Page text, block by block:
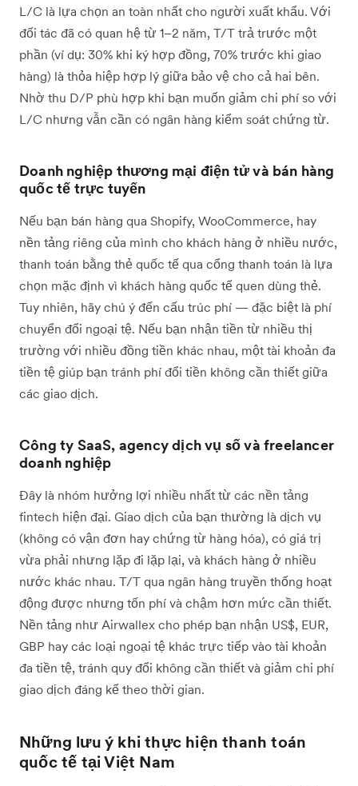
L/C là lựa chọn an toàn nhất cho người xuất khẩu. Với
đối tác đã có quan hệ từ 1–2 năm, T/T trả trước một
phần (ví dụ: 30% khi ký hợp đồng, 70% trước khi giao
hàng) là thỏa hiệp hợp lý giữa bảo vệ cho cả hai bên.
Nhờ thu D/P phù hợp khi bạn muốn giảm chi phí so với
L/C nhưng vẫn cần có ngân hàng kiểm soát chứng từ.
Doanh nghiệp thương mại điện tử và bán hàng
quốc tế trực tuyến
Nếu bạn bán hàng qua Shopify, WooCommerce, hay
nền tảng riêng của mình cho khách hàng ở nhiều nước,
thanh toán bằng thẻ quốc tế qua cổng thanh toán là lựa
chọn mặc định vì khách hàng quốc tế quen dùng thẻ.
Tuy nhiên, hãy chú ý đến cấu trúc phí — đặc biệt là phí
chuyển đổi ngoại tệ. Nếu bạn nhận tiền từ nhiều thị
trường với nhiều đồng tiền khác nhau, một tài khoản đa
tiền tệ giúp bạn tránh phí đổi tiền không cần thiết giữa
các giao dịch.
Công ty SaaS, agency dịch vụ số và freelancer
doanh nghiệp
Đây là nhóm hưởng lợi nhiều nhất từ các nền tảng
fintech hiện đại. Giao dịch của bạn thường là dịch vụ
(không có vận đơn hay chứng từ hàng hóa), có giá trị
vừa phải nhưng lặp đi lặp lại, và khách hàng ở nhiều
nước khác nhau. T/T qua ngân hàng truyền thống hoạt
động được nhưng tốn phí và chậm hơn mức cần thiết.
Nền tảng như Airwallex cho phép bạn nhận US$, EUR,
GBP hay các loại ngoại tệ khác trực tiếp vào tài khoản
đa tiền tệ, tránh quy đổi không cần thiết và giảm chi phí
giao dịch đáng kể theo thời gian.
Những lưu ý khi thực hiện thanh toán
quốc tế tại Việt Nam